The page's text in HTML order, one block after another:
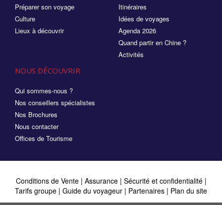
Préparer son voyage
Culture
Lieux à découvrir
Itinéraires
Idées de voyages
Agenda 2026
Quand partir en Chine ?
Activités
NOUS DÉCOUVRIR
Qui sommes-nous ?
Nos conseillers spécialistes
Nos Brochures
Nous contacter
Offices de Tourisme
Conditions de Vente| Assurance | Sécurité et confidentialité|
Tarifs groupe | Guide du voyageur | Partenaires | Plan du site